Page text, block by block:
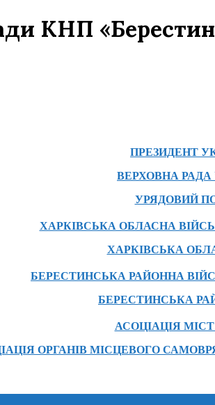
КНП
ПРЕЗИДЕНТ
ВЕРХОВНА РАДА
УРЯДОВИЙ
ХАРКІВСЬКА ОБЛАСНА
ХАРКІВСЬКА
БЕРЕСТИНСЬКА РАЙОННА
БЕРЕСТИНСЬКА
АСОЦІАЦІЯ
ОРГАНІВ МІСЦЕВОГО